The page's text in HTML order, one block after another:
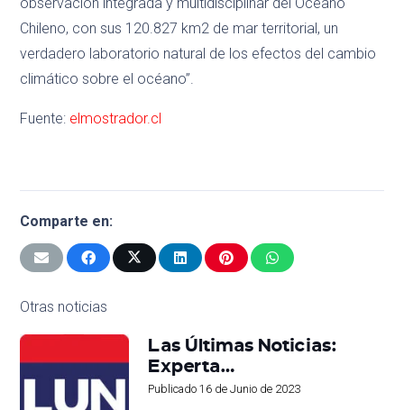
Chileno, con sus 120.827 km2 de mar territorial, un
verdadero laboratorio natural de los efectos del cambio
climático sobre el océano”.
Fuente: elmostrador.cl
Comparte en:
Otras noticias
Las Últimas Noticias:
Experta…
Publicado 16 de Junio de 2023